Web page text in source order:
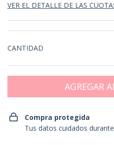
VER EL DETALLE DE LAS
CANTIDAD
Compra protegida
Tus datos cuidados